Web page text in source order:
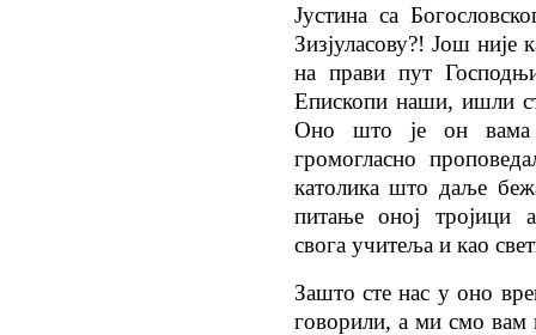
Јустина са
Зизјуласову?! Још није
на прави пут
Епископи наши, ишли
Оно што је он вама
громогласно
католика што даље
питање оној тројици
свога учитеља и као
Зашто сте нас у оно
говорили, а ми смо вам